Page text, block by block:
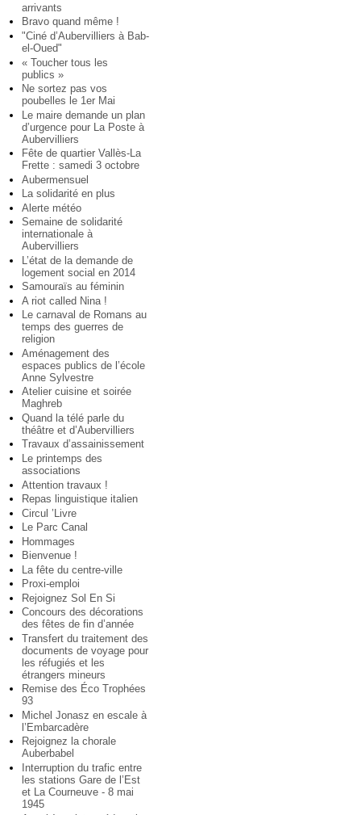
arrivants
Bravo quand même !
"Ciné d’Aubervilliers à Bab-
el-Oued"
« Toucher tous les
publics »
Ne sortez pas vos
poubelles le 1er Mai
Le maire demande un plan
d’urgence pour La Poste à
Aubervilliers
Fête de quartier Vallès-La
Frette : samedi 3 octobre
Aubermensuel
La solidarité en plus
Alerte météo
Semaine de solidarité
internationale à
Aubervilliers
L’état de la demande de
logement social en 2014
Samouraïs au féminin
A riot called Nina !
Le carnaval de Romans au
temps des guerres de
religion
Aménagement des
espaces publics de l’école
Anne Sylvestre
Atelier cuisine et soirée
Maghreb
Quand la télé parle du
théâtre et d’Aubervilliers
Travaux d’assainissement
Le printemps des
associations
Attention travaux !
Repas linguistique italien
Circul ’Livre
Le Parc Canal
Hommages
Bienvenue !
La fête du centre-ville
Proxi-emploi
Rejoignez Sol En Si
Concours des décorations
des fêtes de fin d’année
Transfert du traitement des
documents de voyage pour
les réfugiés et les
étrangers mineurs
Remise des Éco Trophées
93
Michel Jonasz en escale à
l’Embarcadère
Rejoignez la chorale
Auberbabel
Interruption du trafic entre
les stations Gare de l’Est
et La Courneuve - 8 mai
1945